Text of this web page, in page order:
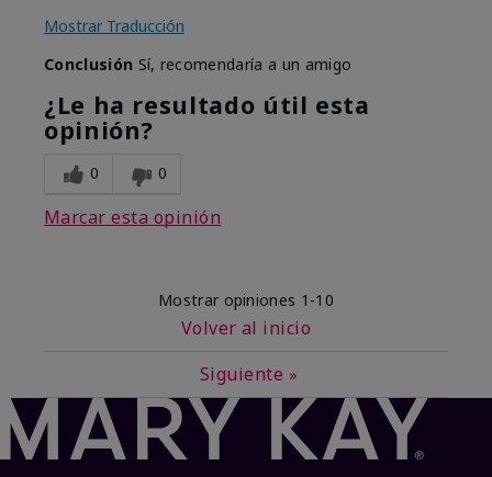
Mostrar Traducción
Conclusión Sí, recomendaría a un amigo
¿Le ha resultado útil esta
opinión?
0 0
Marcar esta opinión
Mostrar opiniones 1-10
Volver al inicio
Siguiente »